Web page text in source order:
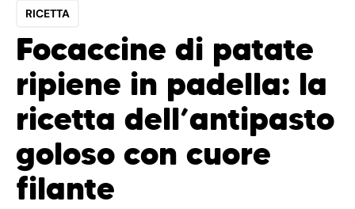
RICETTA
Focaccine di patate
ripiene in padella: la
ricetta dell’antipasto
goloso con cuore
filante